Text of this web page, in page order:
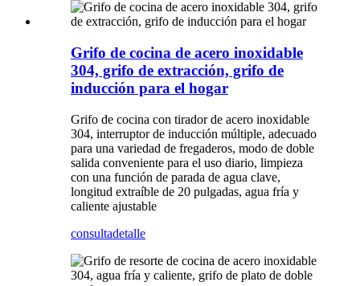
Grifo de cocina de acero inoxidable
304, grifo de extracción, grifo de
inducción para el hogar
Grifo de cocina con tirador de acero inoxidable
304, interruptor de inducción múltiple, adecuado
para una variedad de fregaderos, modo de doble
salida conveniente para el uso diario, limpieza
con una función de parada de agua clave,
longitud extraíble de 20 pulgadas, agua fría y
caliente ajustable
consultadetalle